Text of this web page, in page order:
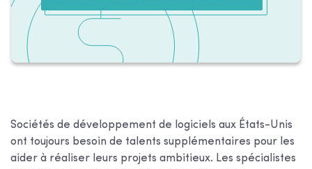
Sociétés de développement de logiciels aux États-Unis
ont toujours besoin de talents supplémentaires pour les
aider à réaliser leurs projets ambitieux. Les spécialistes